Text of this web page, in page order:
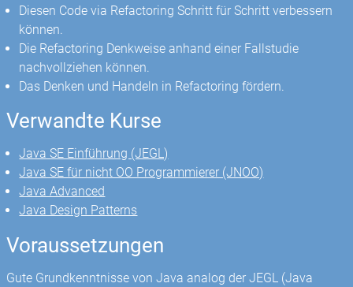
Diesen Code via Refactoring Schritt für Schritt verbessern
können.
Die Refactoring Denkweise anhand einer Fallstudie
nachvollziehen können.
Das Denken und Handeln in Refactoring fördern.
Verwandte Kurse
Java SE Einführung (JEGL)
Java SE für nicht OO Programmierer (JNOO)
Java Advanced
Java Design Patterns
Voraussetzungen
Gute Grundkenntnisse von Java analog der JEGL (Java